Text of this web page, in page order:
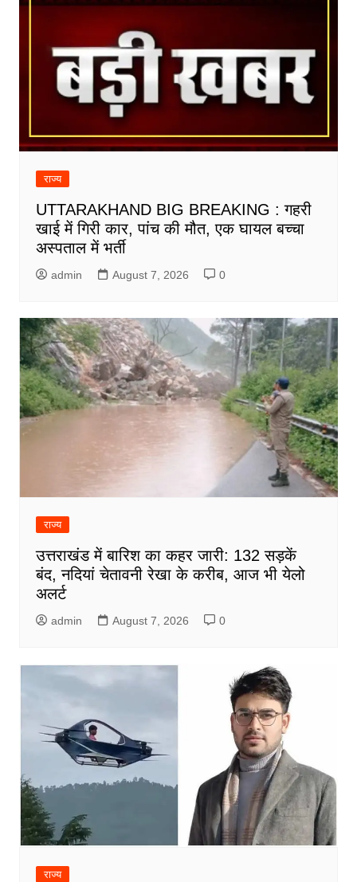
राज्य
UTTARAKHAND BIG BREAKING : गहरी
खाई में गिरी कार, पांच की मौत, एक घायल बच्चा
अस्पताल में भर्ती
admin August 7, 2026 0
राज्य
उत्तराखंड में बारिश का कहर जारी: 132 सड़कें
बंद, नदियां चेतावनी रेखा के करीब, आज भी येलो
अलर्ट
admin August 7, 2026 0
राज्य